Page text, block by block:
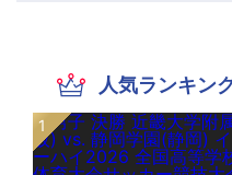
人気ランキン